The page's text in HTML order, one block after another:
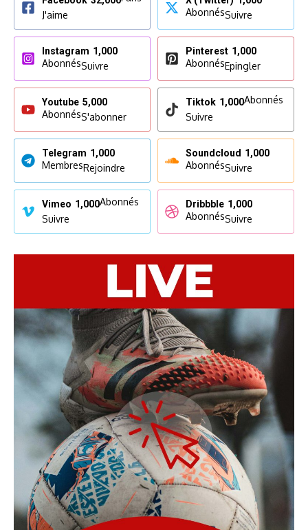
J'aime
AbonnésSuivre
Instagram 1,000
AbonnésSuivre
Pinterest 1,000
AbonnésEpingler
Youtube 5,000
AbonnésS'abonner
Tiktok 1,000Abonnés
Suivre
Telegram 1,000
MembresRejoindre
Soundcloud 1,000
AbonnésSuivre
Vimeo 1,000Abonnés
Suivre
Dribbble 1,000
AbonnésSuivre